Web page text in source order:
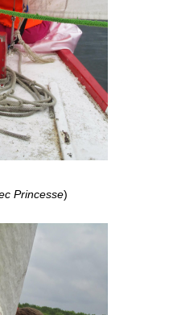
Princesse)